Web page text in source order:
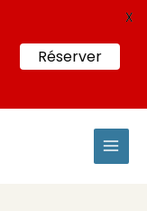
Réserver
X